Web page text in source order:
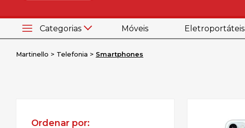
Categorias Móveis Eletroportáteis
Martinello Telefonia Smartphones
Ordenar por: